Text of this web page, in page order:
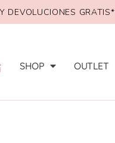
DEVOLUCIONES GRATIS*
SHOP OUTLET